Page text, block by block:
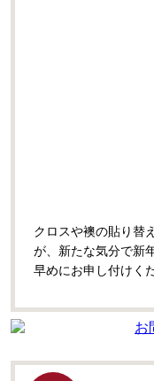
クロスや襖の貼り替
が、新たな気分で新
早めにお申し付けく